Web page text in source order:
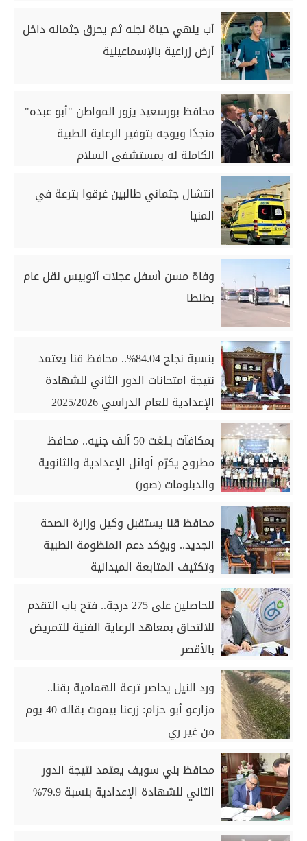
أب ينهي حياة نجله ثم يحرق جثمانه داخل
أرض زراعية بالإسماعيلية
محافظ بورسعيد يزور المواطن "أبو عبده"
منجدًا ويوجه بتوفير الرعاية الطبية
الكاملة له بمستشفى السلام
انتشال جثماني طالبين غرقوا بترعة في
المنيا
وفاة مسن أسفل عجلات أتوبيس نقل عام
بطنطا
بنسبة نجاح 84.04%.. محافظ قنا يعتمد
نتيجة امتحانات الدور الثاني للشهادة
الإعدادية للعام الدراسي 2025/2026
بمكافآت بـلغت 50 ألف جنيه.. محافظ
مطروح يكرّم أوائل الإعدادية والثانوية
والدبلومات (صور)
محافظ قنا يستقبل وكيل وزارة الصحة
الجديد.. ويؤكد دعم المنظومة الطبية
وتكثيف المتابعة الميدانية
للحاصلين على 275 درجة.. فتح باب التقدم
للالتحاق بمعاهد الرعاية الفنية للتمريض
بالأقصر
ورد النيل يحاصر ترعة الهمامية بقنا..
مزارعو أبو حزام: زرعنا بيموت بقاله 40 يوم
من غير ري
محافظ بني سويف يعتمد نتيجة الدور
الثاني للشهادة الإعدادية بنسبة 79.9%